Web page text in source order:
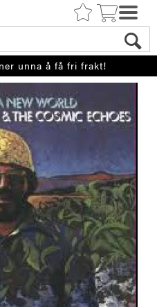
unna å få fri frakt!